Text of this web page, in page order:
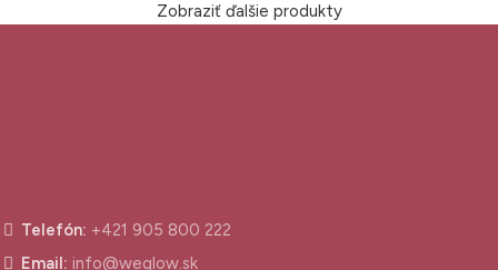
Zobraziť ďalšie produkty
Telefón: +421 905 800 222
Email: info@weglow.sk